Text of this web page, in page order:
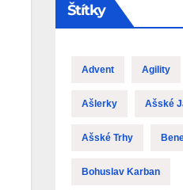
Štítky
Advent Agility
Ašlerky Ašské
Ašské Trhy
Bohuslav Karban